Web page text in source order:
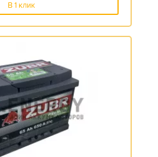
В 1 клик